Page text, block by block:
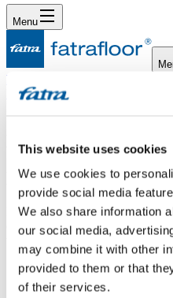
This website uses cookies
We use cookies to
provide social media
We also share information
our social media,
may combine it with other
provided to them or that
of their services.
Menu
Domů
Dotazy/
Dotaz 612
Dotaz
Dobrý den,jakou podlahovou
doporučil do vstupní chodby?
Odpověď